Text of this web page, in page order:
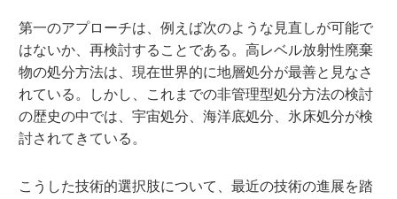
第一のアプローチは、例えば次のような見直しが可能で
はないか、再検討することである。高レベル放射性廃棄
物の処分方法は、現在世界的に地層処分が最善と見なさ
れている。しかし、これまでの非管理型処分方法の検討
の歴史の中では、宇宙処分、海洋底処分、氷床処分が検
討されてきている。
こうした技術的選択肢について、最近の技術の進展を踏